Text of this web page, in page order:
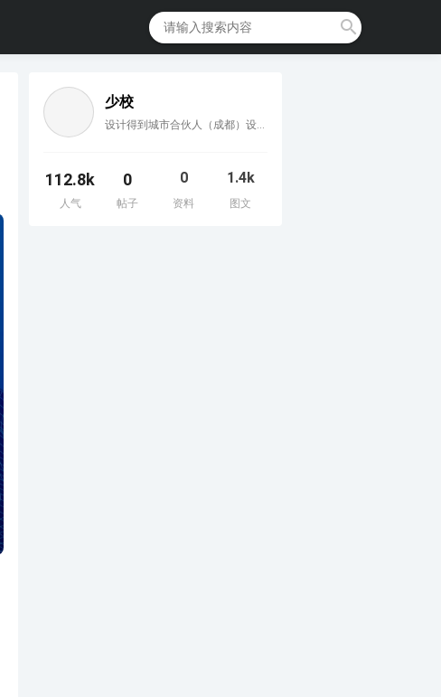
少校
设计得到城市合伙人（成都）设计得到特邀嘉宾DFC数字建造官方（高级）讲师Cityplan官方认证（高级）讲师SketchUp国际认证（中国）评审专家美国天宝 SketchUp官方认证（高级）讲师SketchUp ATC授权培训中心评审委员观关外教育专家讲师云软件教育专家讲师SketchUp自学网创始人西娅云空间设计创始人
112.8k
人气
0
帖子
0
资料
1.4k
图文